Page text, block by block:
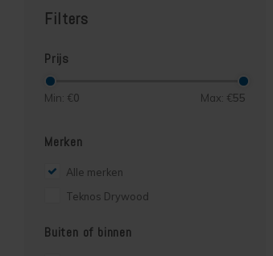
Filters
Prijs
Min: €0 Max: €55
Merken
Alle merken
Teknos Drywood
Buiten of binnen